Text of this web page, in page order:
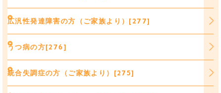
広汎性発達障害の方（ご家族より）[277]
うつ病の方[276]
統合失調症の方（ご家族より）[275]